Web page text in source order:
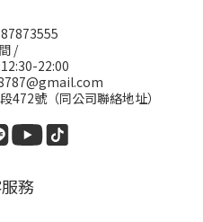
/
22:00
472號（同公司聯絡地址）
務